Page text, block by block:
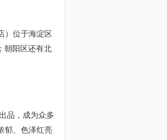
）位于海淀区
朝阳区还有北
品，成为众多
郁、色泽红亮